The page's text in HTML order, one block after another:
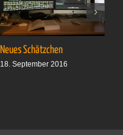
Neues Schätzchen
18. September 2016